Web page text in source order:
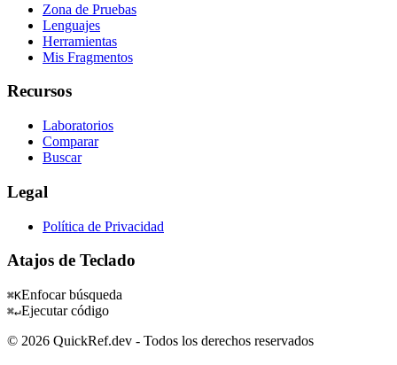
Zona de Pruebas
Lenguajes
Herramientas
Mis Fragmentos
Recursos
Laboratorios
Comparar
Buscar
Legal
Política de Privacidad
Atajos de Teclado
⌘KEnfocar búsqueda
⌘↵Ejecutar código
© 2026 QuickRef.dev - Todos los derechos reservados